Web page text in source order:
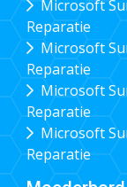
Microsoft
Reparatie
Microsoft
Reparatie
Microsoft
Reparatie
Microsoft
Reparatie